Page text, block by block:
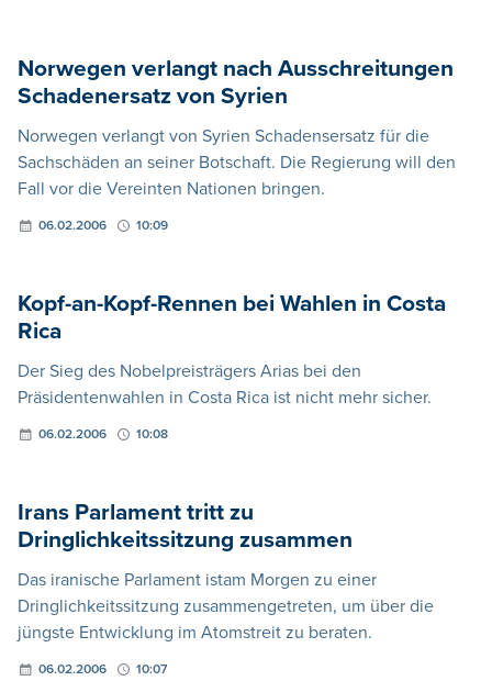
Norwegen verlangt nach Ausschreitungen
Schadenersatz von Syrien
Norwegen verlangt von Syrien Schadensersatz für die
Sachschäden an seiner Botschaft. Die Regierung will den
Fall vor die Vereinten Nationen bringen.
06.02.2006 10:09
Kopf-an-Kopf-Rennen bei Wahlen in Costa
Rica
Der Sieg des Nobelpreisträgers Arias bei den
Präsidentenwahlen in Costa Rica ist nicht mehr sicher.
06.02.2006 10:08
Irans Parlament tritt zu
Dringlichkeitssitzung zusammen
Das iranische Parlament istam Morgen zu einer
Dringlichkeitssitzung zusammengetreten, um über die
jüngste Entwicklung im Atomstreit zu beraten.
06.02.2006 10:07